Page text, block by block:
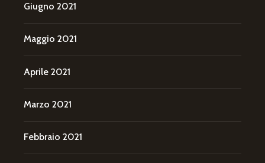
Giugno 2021
Maggio 2021
Aprile 2021
Marzo 2021
Febbraio 2021